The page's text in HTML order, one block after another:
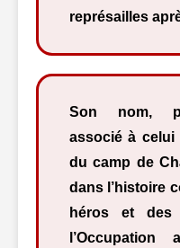
représailles
Son nom,
associé à celui
du camp de
dans l’histoire
héros et des